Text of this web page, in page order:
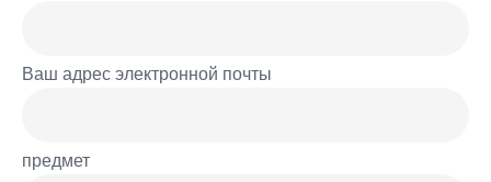
Ваш адрес электронной почты
предмет